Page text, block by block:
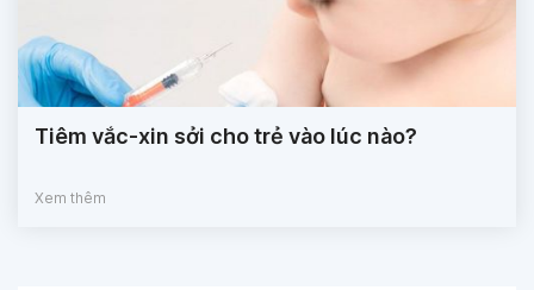
Tiêm vắc-xin sởi cho trẻ vào lúc nào?
Xem thêm